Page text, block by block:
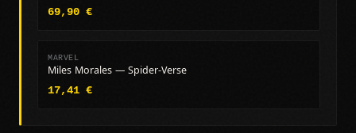
69,90 €
MARVEL
Miles Morales — Spider-Verse
17,41 €